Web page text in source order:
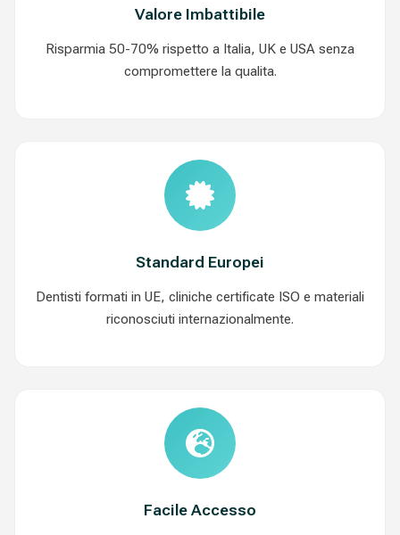
Valore Imbattibile
Risparmia 50-70% rispetto a Italia, UK e USA senza
compromettere la qualita.
Standard Europei
Dentisti formati in UE, cliniche certificate ISO e materiali
riconosciuti internazionalmente.
Facile Accesso